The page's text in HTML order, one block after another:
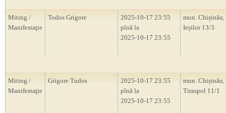
Miting /
Manifestaţie
Todos Grigore
2025-10-17 23:55
pînă la
2025-10-17 23:55
mun. Chișinău,
Ieșilor 13/3
Miting /
Manifestaţie
Grigore Tudos
2025-10-17 23:55
pînă la
2025-10-17 23:55
mun. Chișinău,
Tiraspol 11/1